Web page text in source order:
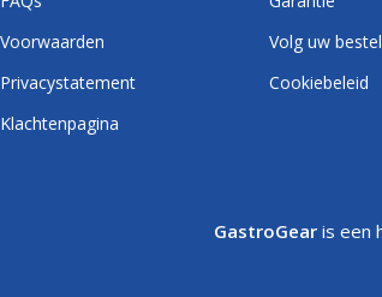
Voorwaarden
Privacystatement
Klachtenpagina
Volg uw
Cookiebeleid
GastroGearis een